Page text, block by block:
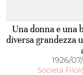
Una donna e una
diversa grandezza
1926/
Società